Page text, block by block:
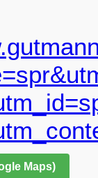
Maps)